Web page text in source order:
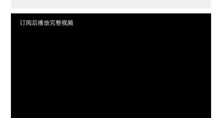
订阅后播放完整视频